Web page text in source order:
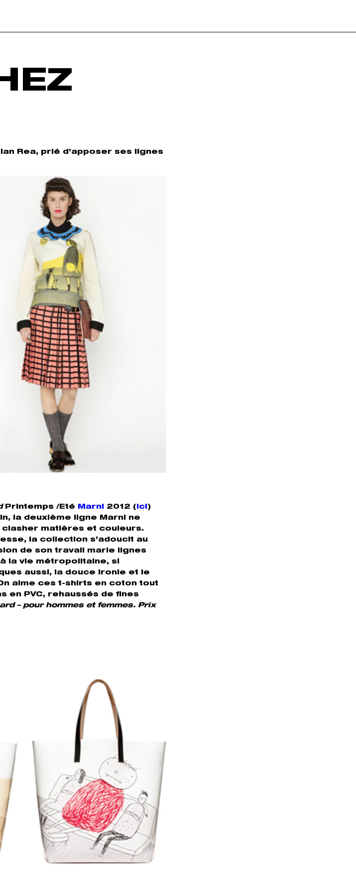
Rea, prié d’apposer ses lignes
Printemps /Eté Marni 2012 ( ici )
la deuxième ligne Marni ne
clasher matières et couleurs.
la collection s’adoucit au
de son travail marie lignes
la vie métropolitaine, si
aussi, la douce ironie et le
aime ces t-shirts en coton tout
en PVC, rehaussés de fines
– pour hommes et femmes. Prix